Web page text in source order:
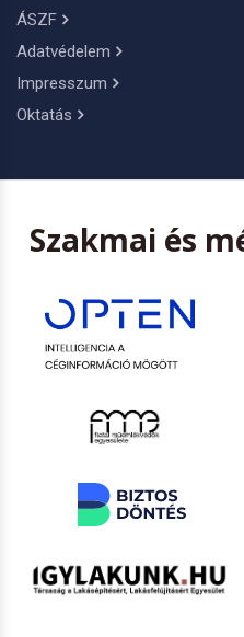
ÁSZF
Adatvédelem
Impresszum
Oktatás
Szakmai és